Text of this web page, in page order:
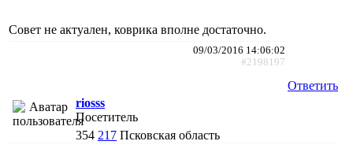
Совет не актуален, коврика вполне достаточно.
09/03/2016 14:06:02
#2198197
Ответить
riosss
Посетитель
354 217 Псковская область